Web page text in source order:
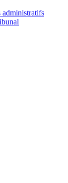
administratifs